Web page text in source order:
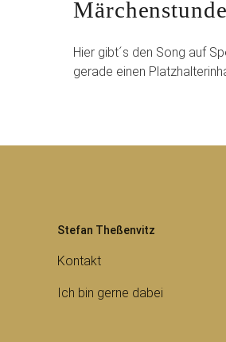
Märchenstunde
Hier gibt´s den Song auf
gerade einen
Stefan Theßenvitz
Kontakt
Ich bin gerne dabei